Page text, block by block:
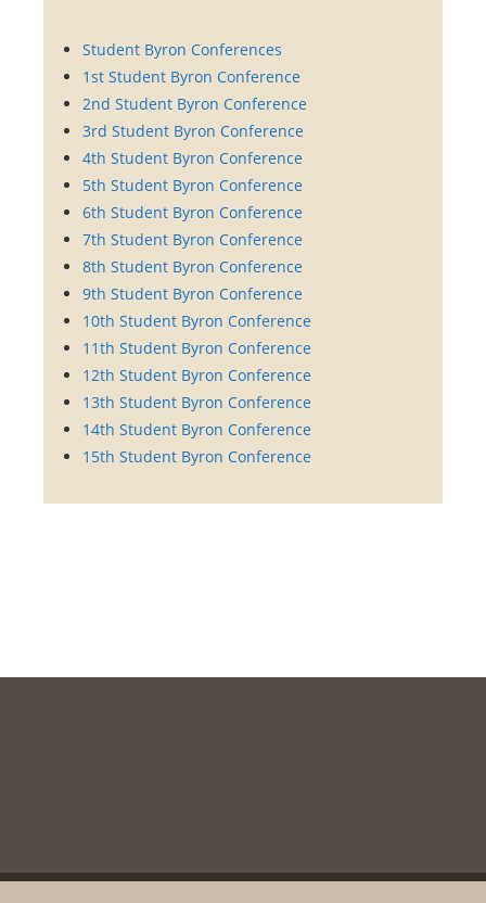
Student Byron Conferences
1st Student Byron Conference
2nd Student Byron Conference
3rd Student Byron Conference
4th Student Byron Conference
5th Student Byron Conference
6th Student Byron Conference
7th Student Byron Conference
8th Student Byron Conference
9th Student Byron Conference
10th Student Byron Conference
11th Student Byron Conference
12th Student Byron Conference
13th Student Byron Conference
14th Student Byron Conference
15th Student Byron Conference